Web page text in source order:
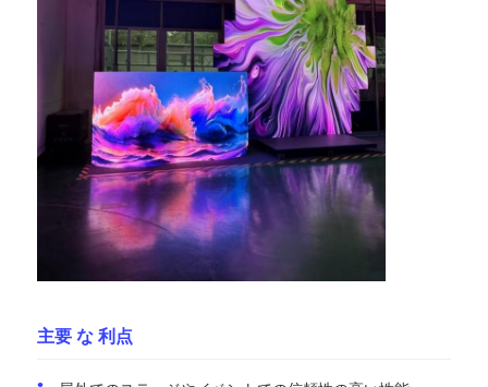
透明なLEDディスプレイ
SMD LEDスクリーン
屋外用LEDディスプレイボード
屋外の導かれた看板
主要 な 利点